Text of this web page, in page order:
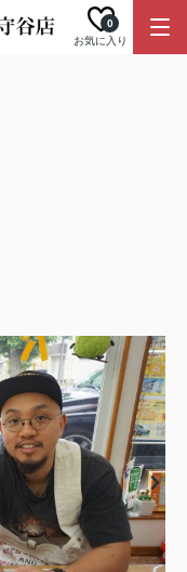
お気に入り
0